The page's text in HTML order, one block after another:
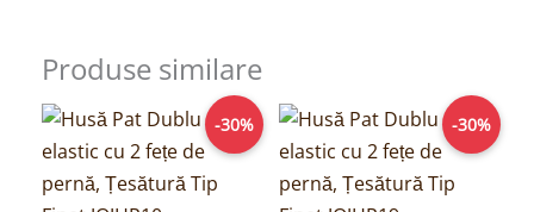
Produse similare
-30%
Prețul
a
fost:
99,00lei.
Prețul
curent
este:
69,00lei.
-30%
Prețul
a
fost:
99,00lei.
Prețul
curent
este:
69,00lei.